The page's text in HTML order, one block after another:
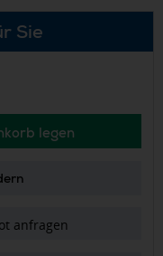
Sie
legen
anfragen